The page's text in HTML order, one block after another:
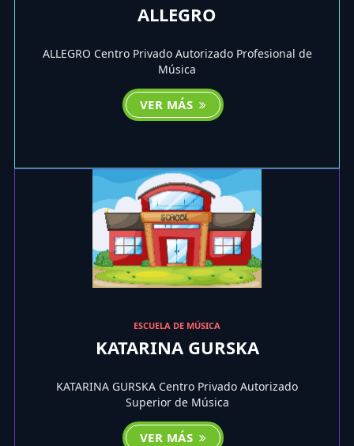
ALLEGRO
ALLEGRO Centro Privado Autorizado Profesional de
Música
VER MÁS
ESCUELA DE MÚSICA
KATARINA GURSKA
KATARINA GURSKA Centro Privado Autorizado
Superior de Música
VER MÁS